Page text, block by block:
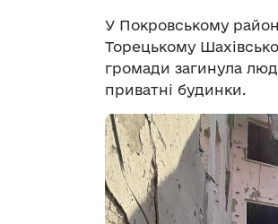
У Покровському
Торецькому
громади загинула
приватні будинки.